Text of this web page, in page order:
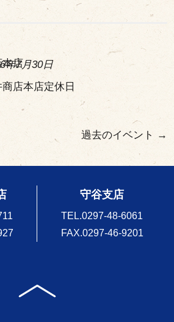
年7月30日
本店
店本店定休日
過去のイベント →
守谷支店
TEL.0297-48-6061
FAX.0297-46-9201